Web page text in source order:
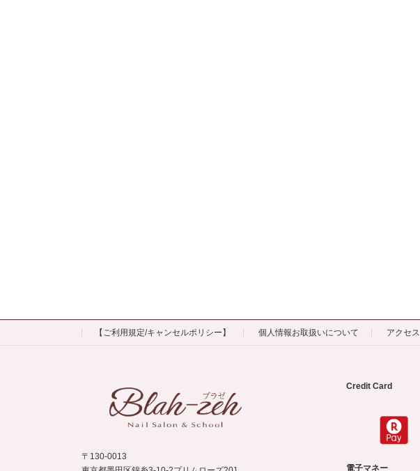
【ご利用規定/キャンセルポリシー】 個人情報お取扱いについて アクセス
〒130-0013
Credit Card
電子マネー